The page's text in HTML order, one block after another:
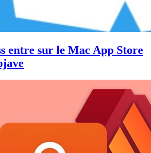
entre sur le Mac App Store